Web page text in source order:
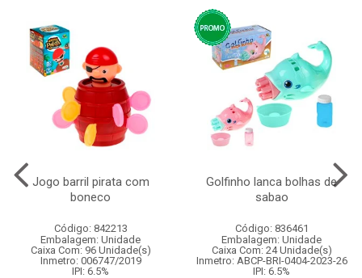
Jogo barril pirata com
boneco
Código: 842213
Embalagem: Unidade
Caixa Com: 96 Unidade(s)
Inmetro: 006747/2019
IPI: 6.5%
Golfinho lanca bolhas de
sabao
Código: 836461
Embalagem: Unidade
Caixa Com: 24 Unidade(s)
Inmetro: ABCP-BRI-0404-2023-26
IPI: 6.5%